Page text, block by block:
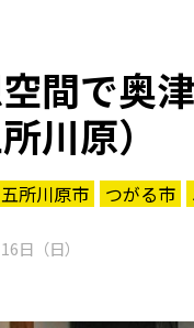
間で奥
所川原）
五所川原市 つがる市
日（日）